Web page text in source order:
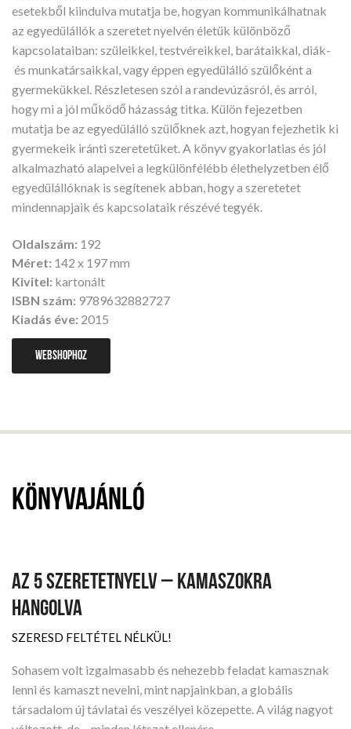
esetekből kiindulva mutatja be, hogyan kommunikálhatnak
az egyedülállók a szeretet nyelvén életük különböző
kapcsolataiban: szüleikkel, testvéreikkel, barátaikkal, diák-
és munkatársaikkal, vagy éppen egyedülálló szülőként a
gyermekükkel. Részletesen szól a randevúzásról, és arról,
hogy mi a jól működő házasság titka. Külön fejezetben
mutatja be az egyedülálló szülőknek azt, hogyan fejezhetik ki
gyermekeik iránti szeretetüket. A könyv gyakorlatias és jól
alkalmazható alapelvei a legkülönfélébb élethelyzetben élő
egyedülállóknak is segítenek abban, hogy a szeretetet
mindennapjaik és kapcsolataik részévé tegyék.
Oldalszám: 192
Méret: 142 x 197 mm
Kivitel: kartonált
ISBN szám: 9789632882727
Kiadás éve: 2015
WEBSHOPHOZ
Könyvajánló
AZ 5 SZERETETNYELV – KAMASZOKRA
HANGOLVA
SZERESD FELTÉTEL NÉLKÜL!
Sohasem volt izgalmasabb és nehezebb feladat kamasznak
lenni és kamaszt nevelni, mint napjainkban, a globális
társadalom új távlatai és veszélyei közepette. A világ nagyot